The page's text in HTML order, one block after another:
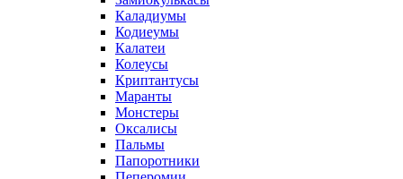
Каладиумы
Кодиеумы
Калатеи
Колеусы
Криптантусы
Маранты
Монстеры
Оксалисы
Пальмы
Папоротники